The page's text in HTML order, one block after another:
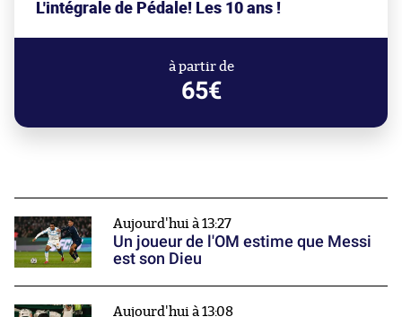
L'intégrale de Pédale! Les 10 ans !
à partir de
65€
Aujourd'hui à 13:27
Un joueur de l'OM estime que Messi
est son Dieu
Aujourd'hui à 13:08